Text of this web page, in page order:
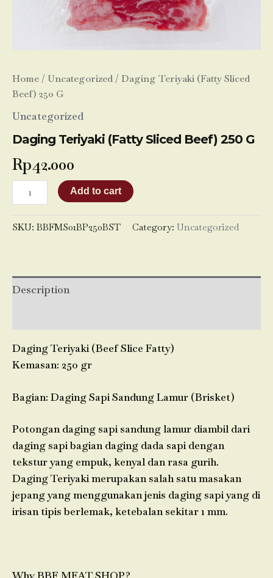
Home / Uncategorized / Daging Teriyaki (Fatty Sliced
Beef) 250 G
Uncategorized
Daging Teriyaki (Fatty Sliced Beef) 250 G
Rp42.000
Add to cart
SKU: BBFMS01BP250BST Category: Uncategorized
Description
Daging Teriyaki (Beef Slice Fatty)
Kemasan: 250 gr
Bagian: Daging Sapi Sandung Lamur (Brisket)
Potongan daging sapi sandung lamur diambil dari
daging sapi bagian daging dada sapi dengan
tekstur yang empuk, kenyal dan rasa gurih.
Daging Teriyaki merupakan salah satu masakan
jepang yang menggunakan jenis daging sapi yang di
irisan tipis berlemak, ketebalan sekitar 1 mm.